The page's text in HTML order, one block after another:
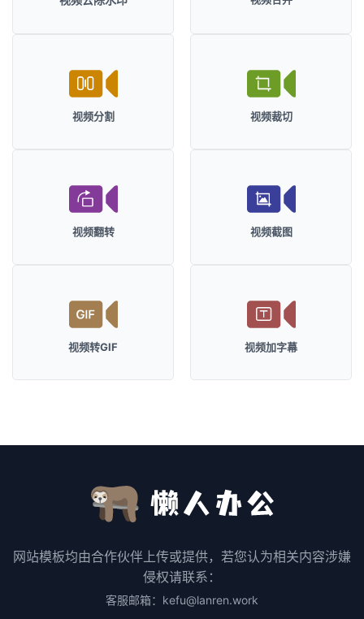
视频分割 视频裁切
视频翻转 视频截图
视频转GIF 视频加字幕
网站模板均由合作伙伴上传或提供，若您认为相关内容涉嫌
侵权请联系：
客服邮箱：kefu@lanren.work